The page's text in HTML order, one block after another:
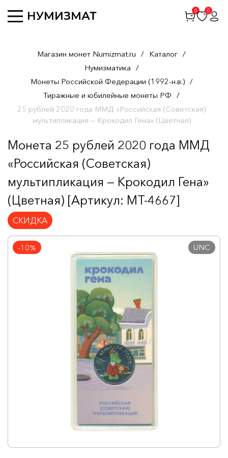
0 0
Магазин монет Numizmat.ru / Каталог /
Нумизматика /
Монеты Российской Федерации (1992-н.в.) /
Тиражные и юбилейные монеты РФ /
25 рублей 2020 года ММД «Российская (Советская)
мультипликация — Крокодил Гена» (Цветная)
Монета 25 рублей 2020 года ММД
«Российская (Советская)
мультипликация — Крокодил Гена»
(Цветная) [Артикул: MT-4667]
СКИДКА
-10% UNC